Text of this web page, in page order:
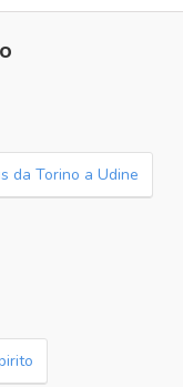
da Torino a Udine